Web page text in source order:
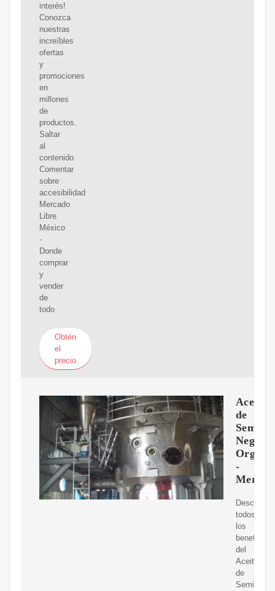
interés!
Conozca
nuestras
increíbles
ofertas
y
promociones
en
millones
de
productos.
Saltar
al
contenido
Comentar
sobre
accesibilidad
Mercado
Libre
México
-
Donde
comprar
y
vender
de
todo
Obtén
el
precio
Aceite
de
Semilla
Negra
-
Descubra
todos
los
beneficios
del
Aceite
de
Semilla